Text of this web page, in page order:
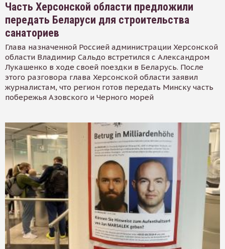
Часть Херсонской области предложили
передать Беларуси для строительства
санаториев
Глава назначенной Россией администрации Херсонской
области Владимир Сальдо встретился с Александром
Лукашенко в ходе своей поездки в Беларусь. После
этого разговора глава Херсонской области заявил
журналистам, что регион готов передать Минску часть
побережья Азовского и Черного морей